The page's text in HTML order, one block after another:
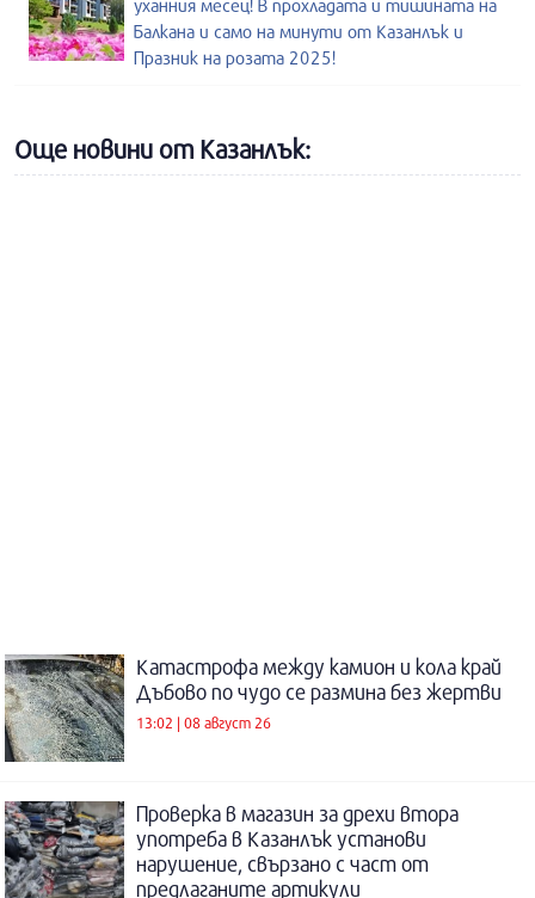
уханния месец! В прохладата и тишината на
Балкана и само на минути от Казанлък и
Празник на розата 2025!
Още новини от Казанлък:
Катастрофа между камион и кола край
Дъбово по чудо се размина без жертви
13:02 | 08 август 26
Проверка в магазин за дрехи втора
употреба в Казанлък установи
нарушение, свързано с част от
предлаганите артикули